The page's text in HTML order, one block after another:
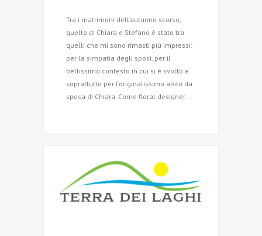
Tra i matrimoni dell’autunno scorso,
quello di Chiara e Stefano è stato tra
quelli che mi sono rimasti più impressi:
per la simpatia degli sposi, per il
bellissimo contesto in cui si è svolto e
soprattutto per l’originalissimo abito da
sposa di Chiara. Come floral designer...